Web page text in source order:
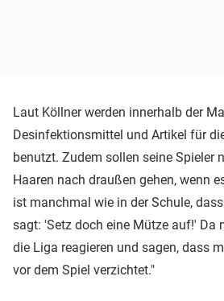
Laut Köllner werden innerhalb der
Desinfektionsmittel und Artikel für
benutzt. Zudem sollen seine Spieler
Haaren nach draußen gehen, wenn
ist manchmal wie in der Schule,
sagt: 'Setz doch eine Mütze auf!' Da
die Liga reagieren und sagen, dass
vor dem Spiel verzichtet."